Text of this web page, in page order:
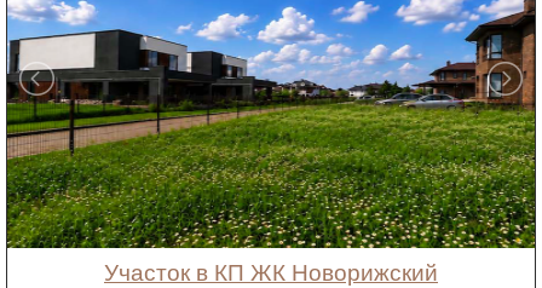
участок в КП ЖК Новорижский